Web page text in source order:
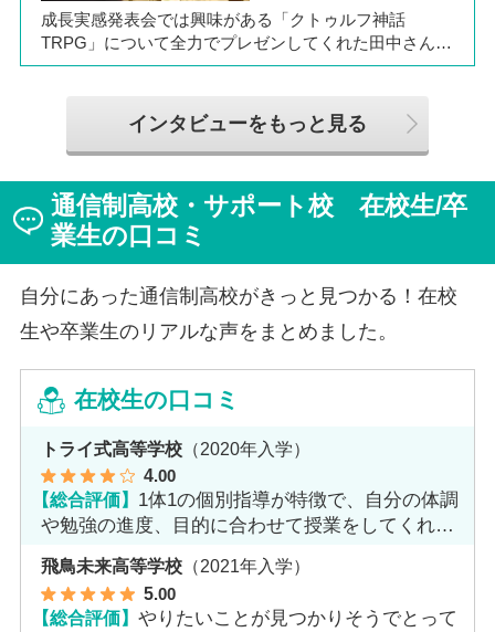
成長実感発表会では興味がある「クトゥルフ神話
TRPG」について全力でプレゼンしてくれた田中さん
は、全日制高校での生活の中で体調を崩し、12月に第一
トやスクーリングをこなしながら、自分らしく過ごせる
ようになった2か月を振り返ってお話いただきました。
「通信制高校は家で一人で勉強するもの」というイメー
ジを持っていた田中さんですが、キャンパスでフェロー
（先生）や仲間に囲まれる中で、その不安は希望へと変
わったと言います。
インタビューをもっと見る
通信制高校・サポート校 在校生/卒
業生の口コミ
自分にあった通信制高校がきっと見つかる！在校
生や卒業生のリアルな声をまとめました。
在校生の口コミ
トライ式高等学校 （2020年入学）
4.00
【総合評価】 1体1の個別指導が特徴で、自分の体調
や勉強の進度、目的に合わせて授業をしてくれま
飛鳥未来高等学校 （2021年入学）
5.00
【総合評価】やりたいことが見つかりそうでとって